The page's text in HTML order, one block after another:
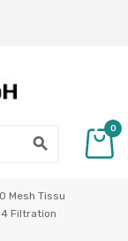
search
0
Mesh Tissu
Filtration